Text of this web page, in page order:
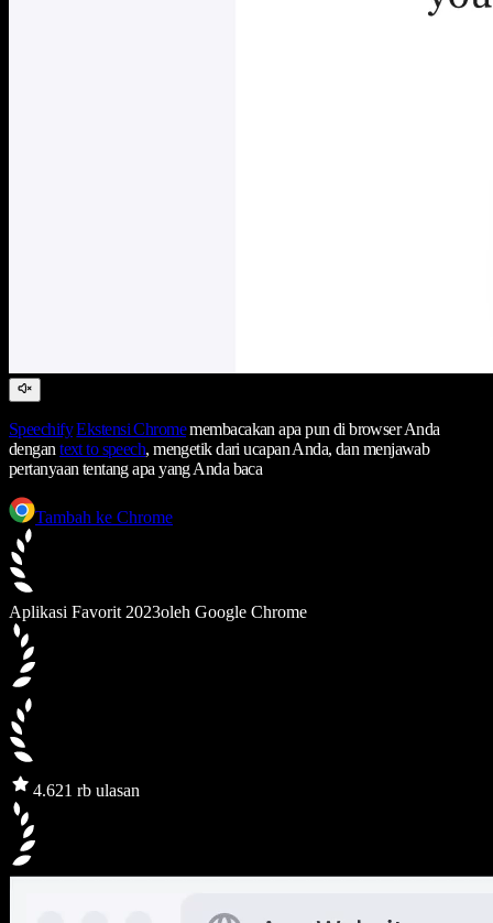
Speechify Ekstensi Chromemembacakan apa pun di browser Anda
dengantext to speech, mengetik dari ucapan Anda, dan menjawab
pertanyaan tentang apa yang Anda baca
Tambah ke Chrome
Aplikasi Favorit 2023oleh Google Chrome
4.621 rb ulasan